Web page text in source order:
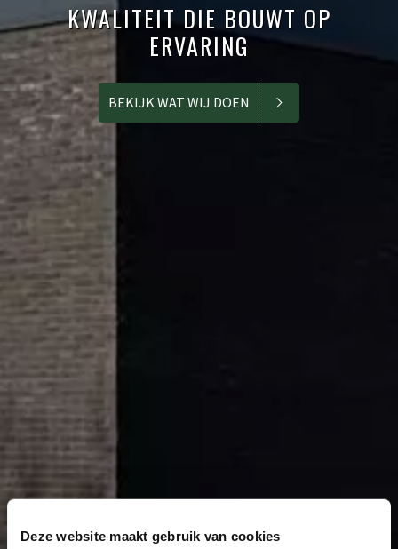
Deze website maakt gebruik van cookies
KWALITEIT DIE BOUWT OP
ERVARING
BEKIJK WAT WIJ DOEN